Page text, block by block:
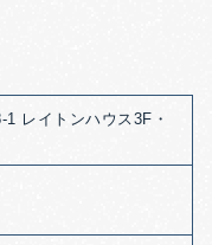
レイトンハウス3F・